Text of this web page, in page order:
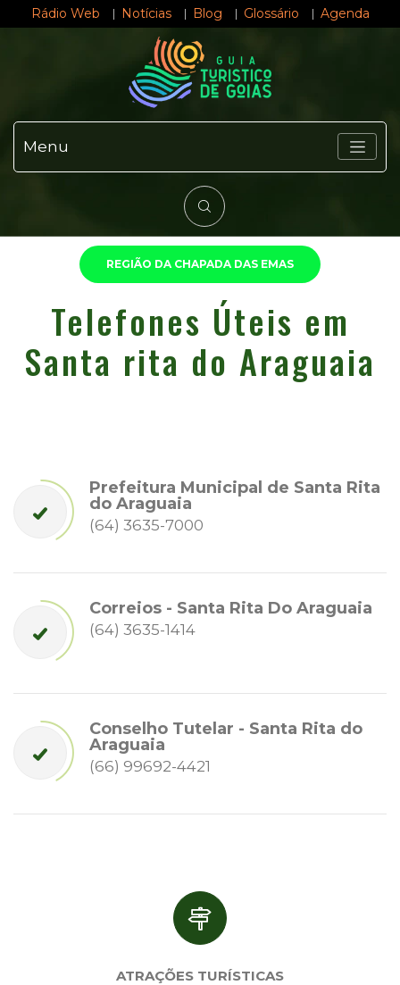
Rádio Web Notícias Blog Glossário Agenda
Menu
REGIÃO DA CHAPADA DAS EMAS
Telefones Úteis em
Santa rita do Araguaia
Prefeitura Municipal de Santa Rita
do Araguaia
(64) 3635-7000
Correios - Santa Rita Do Araguaia
(64) 3635-1414
Conselho Tutelar - Santa Rita do
Araguaia
(66) 99692-4421
ATRAÇÕES TURÍSTICAS